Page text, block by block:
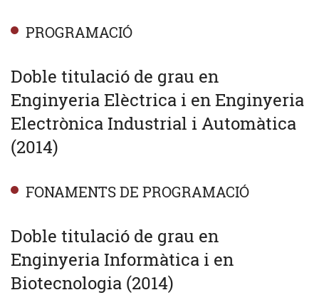
PROGRAMACIÓ
Doble titulació de grau en
Enginyeria Elèctrica i en Enginyeria
Electrònica Industrial i Automàtica
(2014)
FONAMENTS DE PROGRAMACIÓ
Doble titulació de grau en
Enginyeria Informàtica i en
Biotecnologia (2014)